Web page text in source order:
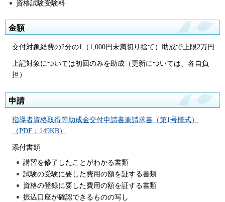
資格試験受験料
金額
交付対象経費の2分の1（1,000円未満切り捨て）助成で上限2万円
上記対象については初回のみを助成（更新については、各自負
担）
申請
指導者資格取得等助成金交付申請書兼請求書（第1号様式）
（PDF：149KB）
添付書類
講習を修了したことがわかる書類
試験の受験に要した費用の額を証する書類
資格の登録に要した費用の額を証する書類
振込口座が確認できるものの写し